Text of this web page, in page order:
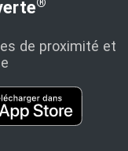
de proximité et